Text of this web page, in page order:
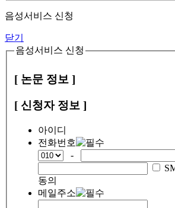
음성서비스 신청
닫기
음성서비스 신청
[ 논문 정보 ]
[ 신청자 정보 ]
아이디
전화번호
-
동의
메일주소